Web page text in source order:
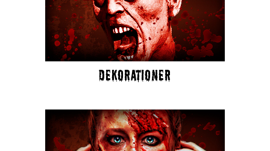
DEKORATIONER